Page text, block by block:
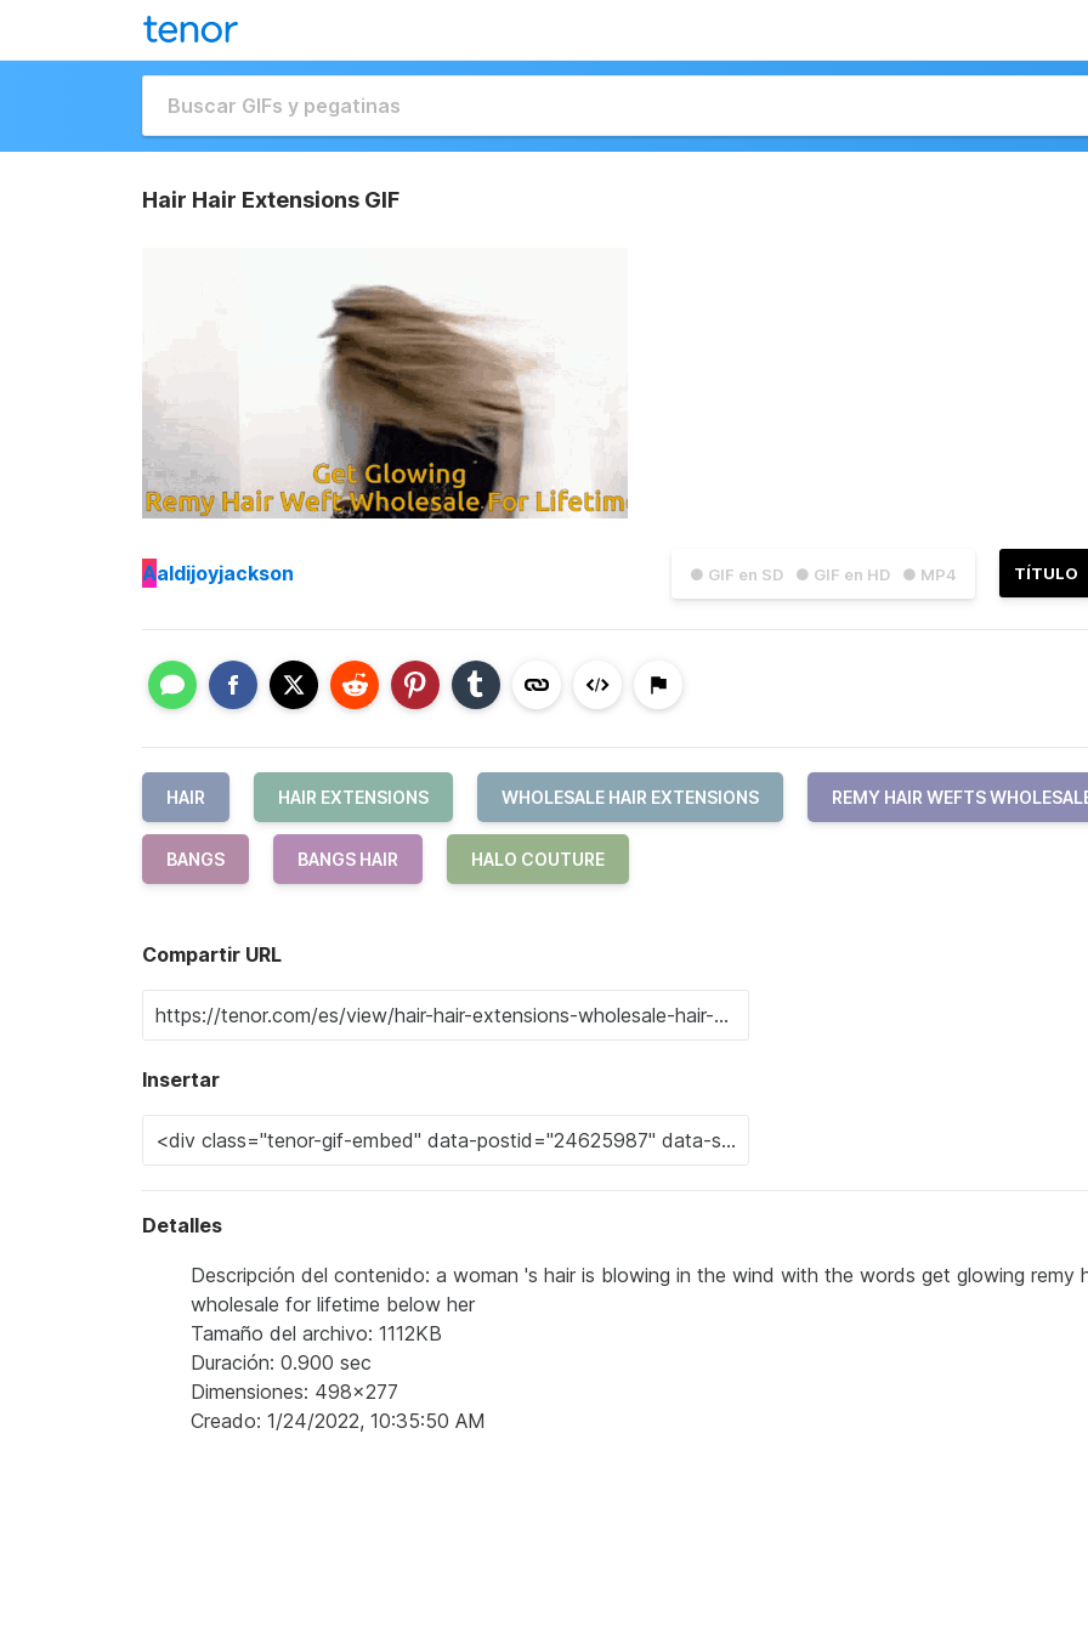
Hair Hair Extensions GIF
● GIF en SD ● GIF en HD ● MP4 TÍTULO
Aaldijoyjackson
HAIR HAIR EXTENSIONS WHOLESALE HAIR EXTENSIONS REMY HAIR WEFTS
BANGS BANGS HAIR HALO COUTURE
Compartir URL
Insertar
Detalles
Descripción del contenido: a woman 's hair is blowing in the wind with the words get glowing remy
wholesale for lifetime below her
Tamaño del archivo: 1112KB
Duración: 0.900 sec
Dimensiones: 498x277
Creado: 1/24/2022, 10:35:50 AM